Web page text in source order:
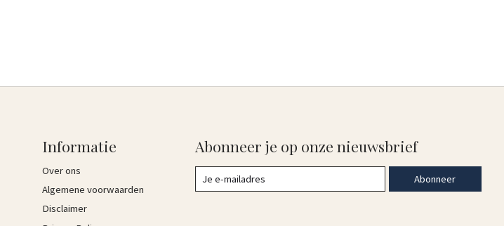
Informatie
Over ons
Algemene voorwaarden
Disclaimer
Abonneer je op onze nieuwsbrief
Abonneer